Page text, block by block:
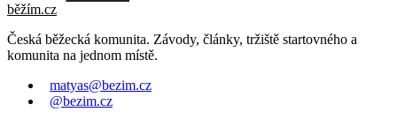
běžím.cz
Česká běžecká komunita. Závody, články, tržiště startovného a
komunita na jednom místě.
matyas@bezim.cz
@bezim.cz